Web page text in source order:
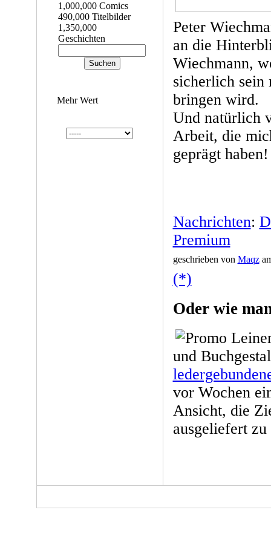
1,000,000 Comics
490,000 Titelbilder
1,350,000
Geschichten
Mehr Wert
Peter
an die
Wiechmann,
sicherlich sein
bringen wird.
Und natürlich
Arbeit, die
geprägt haben!
Nachrichten:
Premium
geschrieben von Maqz
(*)
Oder wie
und
vor Wochen
Ansicht, die
ausgeliefert